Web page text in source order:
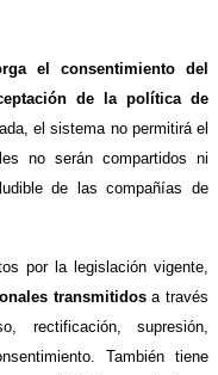
el consentimiento del
de la política de
el sistema no permitirá el
no serán compartidos ni
de las compañías de
por la legislación vigente,
transmitidosa través
rectificación, supresión,
También tiene